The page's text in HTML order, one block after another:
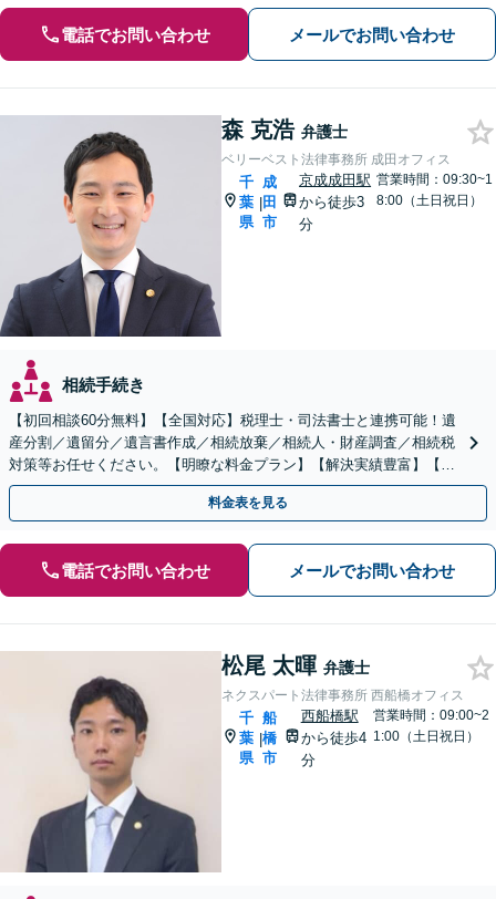
電話でお問い合わせ メールでお問い合わせ
森 克浩 弁護士
ベリーベスト法律事務所 成田オフィス
千
葉
県
|
成
田
市
京成成田駅
から徒歩3
分
営業時間：09:30~1
8:00（土日祝日）
相続手続き
【初回相談60分無料】【全国対応】税理士・司法書士と連携可能！遺
産分割／遺留分／遺言書作成／相続放棄／相続人・財産調査／相続税
対策等お任せください。【明瞭な料金プラン】【解決実績豊富】【電
話相談可】
料金表を見る
電話でお問い合わせ メールでお問い合わせ
松尾 太暉 弁護士
ネクスパート法律事務所 西船橋オフィス
千
葉
県
|
船
橋
市
西船橋駅
から徒歩4
分
営業時間：09:00~2
1:00（土日祝日）